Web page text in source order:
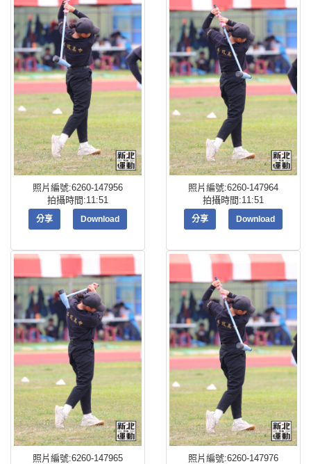
照片編號:6260-147956
拍攝時間:11:51
分享 Download
照片編號:6260-147964
拍攝時間:11:51
分享 Download
照片編號:6260-147965
照片編號:6260-147976